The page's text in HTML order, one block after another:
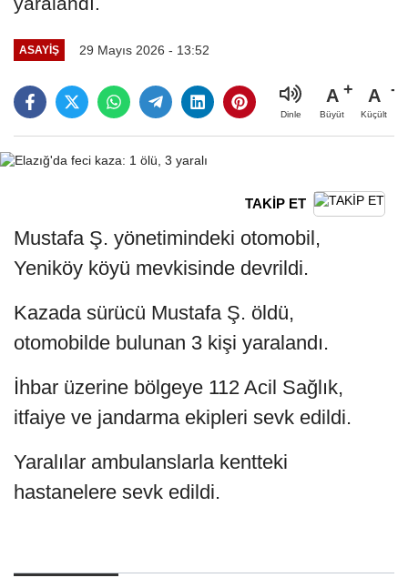
ASAYIŞ 29 Mayıs 2026 - 13:52
Dinle
A
Büyüt
A
Küçült
TAKİP ET
Mustafa Ş. yönetimindeki otomobil,
Yeniköy köyü mevkisinde devrildi.
Kazada sürücü Mustafa Ş. öldü,
otomobilde bulunan 3 kişi yaralandı.
İhbar üzerine bölgeye 112 Acil Sağlık,
itfaiye ve jandarma ekipleri sevk edildi.
Yaralılar ambulanslarla kentteki
hastanelere sevk edildi.